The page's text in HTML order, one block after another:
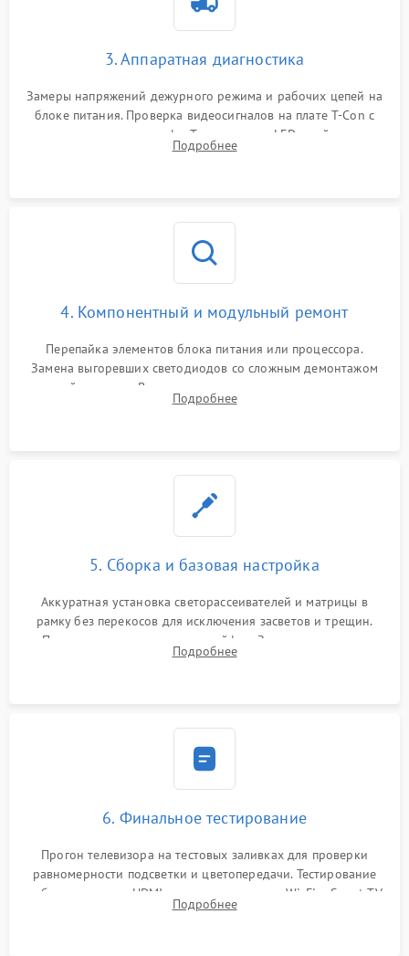
3. Аппаратная диагностика
Замеры напряжений дежурного режима и рабочих цепей на
блоке питания. Проверка видеосигналов на плате T-Con с
помощью осциллографа. Тестирование LED-драйвера и
светодиодных планок подсветки мультиметром.
Подробнее
4. Компонентный и модульный ремонт
Перепайка элементов блока питания или процессора.
Замена выгоревших светодиодов со сложным демонтажом
хрупкой матрицы. Восстановление поврежденных дорожек,
прошивка микросхем памяти EEPROM
Подробнее
5. Сборка и базовая настройка
Аккуратная установка светорассеивателей и матрицы в
рамку без перекосов для исключения засветов и трещин.
Подключение внутренних шлейфов. Закрытие корпуса.
Сброс настроек и обновление программного обеспечения.
Подробнее
6. Финальное тестирование
Прогон телевизора на тестовых заливках для проверки
равномерности подсветки и цветопередачи. Тестирование
работы разъемов HDMI, динамиков, модуля Wi-Fi и Smart TV
в рабочем режиме в течение нескольких часов.
Подробнее